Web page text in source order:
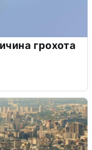
грохота